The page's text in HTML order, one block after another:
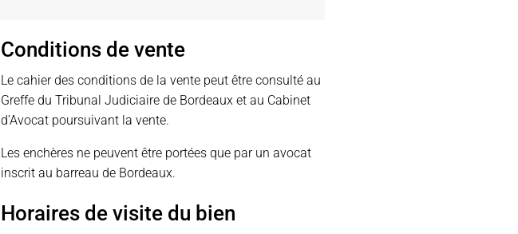
Conditions de vente
Le cahier des conditions de la vente peut être consulté au
Greffe du Tribunal Judiciaire de Bordeaux et au Cabinet
d’Avocat poursuivant la vente.
Les enchères ne peuvent être portées que par un avocat
inscrit au barreau de Bordeaux.
Horaires de visite du bien